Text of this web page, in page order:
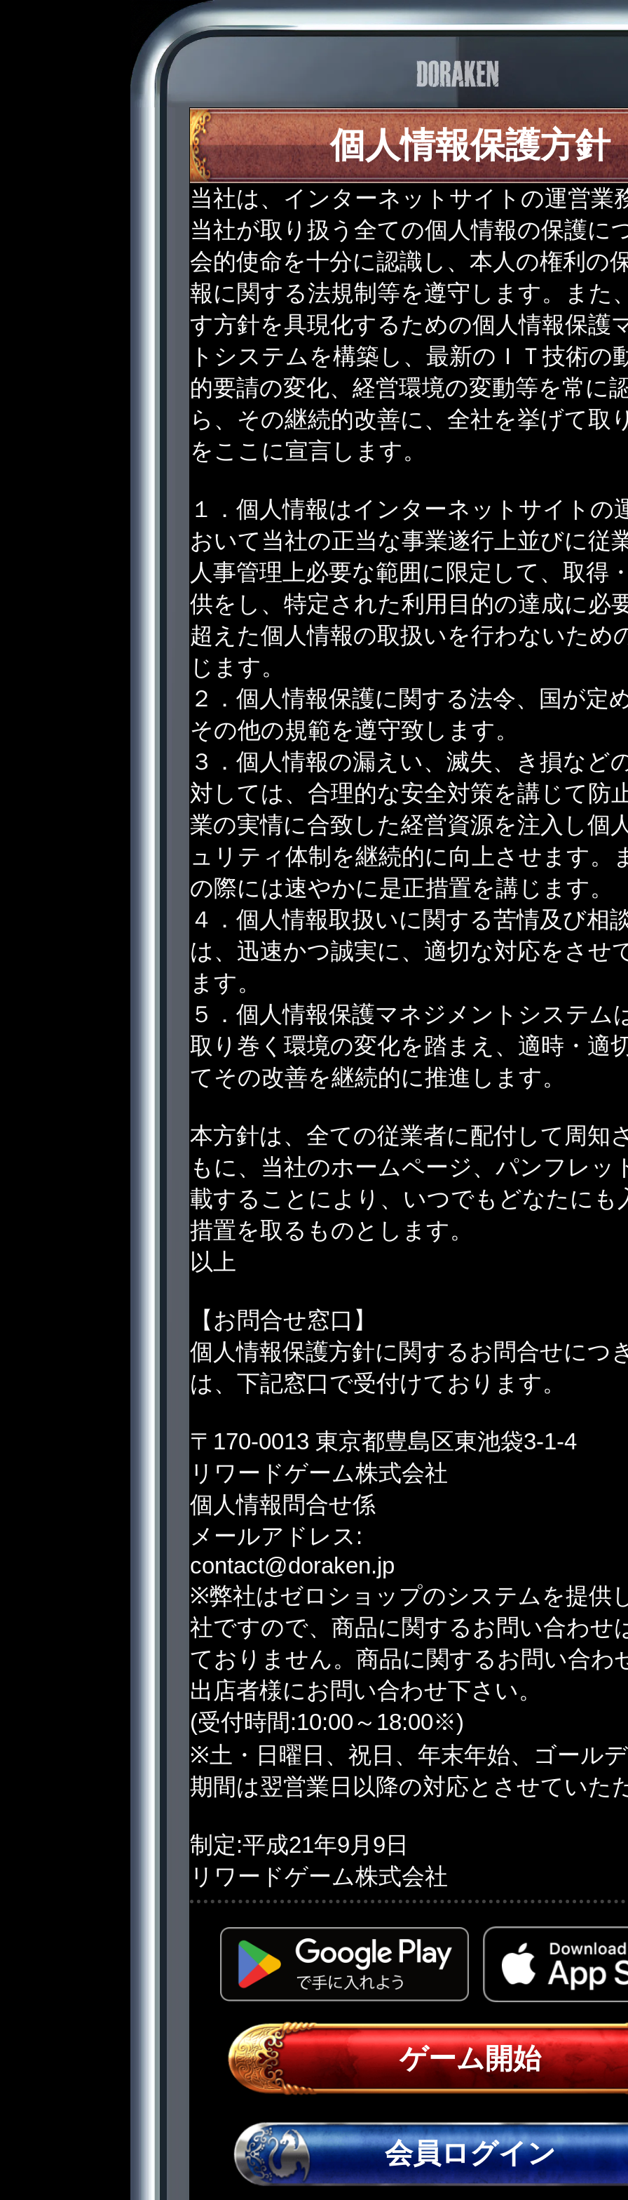
個人情報保護方針
当社は、インターネットサイトの運営業
当社が取り扱う全ての個人情報の保護に
会的使命を十分に認識し、本人の権利の
報に関する法規制等を遵守します。また
す方針を具現化するための個人情報保護
トシステムを構築し、最新のＩＴ技術の
的要請の変化、経営環境の変動等を常に
ら、その継続的改善に、全社を挙げて取
をここに宣言します。
１．個人情報はインターネットサイトの
おいて当社の正当な事業遂行上並びに従
人事管理上必要な範囲に限定して、取得
供をし、特定された利用目的の達成に必
超えた個人情報の取扱いを行わないため
じます。
２．個人情報保護に関する法令、国が定
その他の規範を遵守致します。
３．個人情報の漏えい、滅失、き損など
対しては、合理的な安全対策を講じて防
業の実情に合致した経営資源を注入し個
ュリティ体制を継続的に向上させます。
の際には速やかに是正措置を講じます。
４．個人情報取扱いに関する苦情及び相
は、迅速かつ誠実に、適切な対応をさせ
ます。
５．個人情報保護マネジメントシステム
取り巻く環境の変化を踏まえ、適時・適
てその改善を継続的に推進します。
本方針は、全ての従業者に配付して周知
もに、当社のホームページ、パンフレッ
載することにより、いつでもどなたにも
措置を取るものとします。
以上
【お問合せ窓口】
個人情報保護方針に関するお問合せにつ
は、下記窓口で受付けております。
〒170-0013 東京都豊島区東池袋3-1-4
リワードゲーム株式会社
個人情報問合せ係
メールアドレス:
contact@doraken.jp
※弊社はゼロショップのシステムを提供
社ですので、商品に関するお問い合わせ
ておりません。商品に関するお問い合わ
出店者様にお問い合わせ下さい。
(受付時間:10:00～18:00※)
※土・日曜日、祝日、年末年始、ゴール
期間は翌営業日以降の対応とさせていた
制定:平成21年9月9日
リワードゲーム株式会社
ゲーム開始
会員ログイン